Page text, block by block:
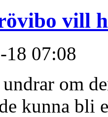
vill
18 07:08
om
kunna bli